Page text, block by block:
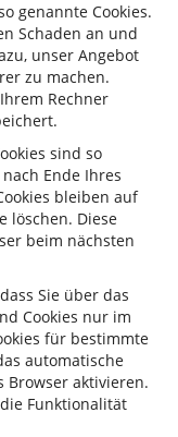
genannte Cookies.
Schaden an und
unser Angebot
zu machen.
Rechner
sind so
Ende Ihres
bleiben auf
löschen. Diese
beim nächsten
Sie über das
Cookies nur im
für bestimmte
automatische
Browser aktivieren.
Funktionalität